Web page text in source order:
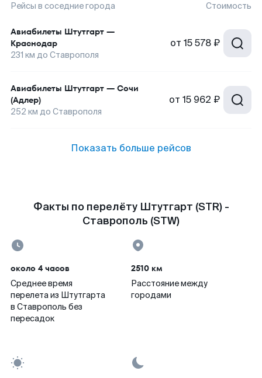
Рейсы в соседние города Стоимость
Авиабилеты Штутгарт —
Краснодар
231 км до Ставрополя
от 15 578 ₽
Авиабилеты Штутгарт — Сочи
(Адлер)
252 км до Ставрополя
от 15 962 ₽
Показать больше рейсов
Факты по перелёту Штутгарт (STR) -
Ставрополь (STW)
около 4 часов
Среднее время
перелета из Штутгарта
в Ставрополь без
пересадок
2510 км
Расстояние между
городами